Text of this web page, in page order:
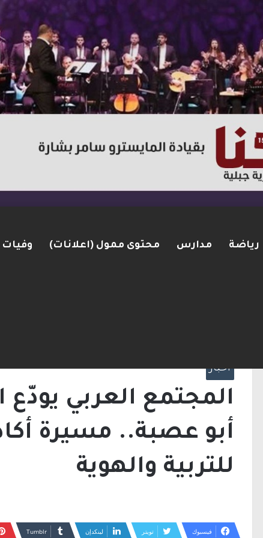
رياضة مدارس محتوى ممول (اعلانات) وفيات
نار في الطيبة.. بعد عام ونصف على مقتل زوجته
أخبار
المجتمع العربي يودّع
أبو عصبة.. مسيرة
للتربية والهوية
فيسبوك تويتر لينكدإن